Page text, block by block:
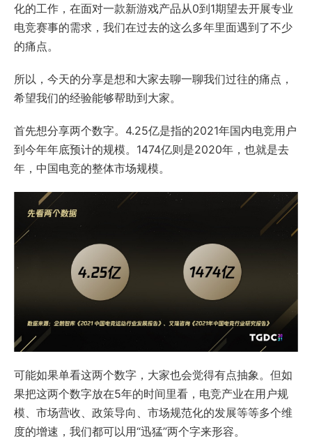
化的工作，在面对一款新游戏产品从0到1期望去开展专业
电竞赛事的需求，我们在过去的这么多年里面遇到了不少
的痛点。
所以，今天的分享是想和大家去聊一聊我们过往的痛点，
希望我们的经验能够帮助到大家。
首先想分享两个数字。4.25亿是指的2021年国内电竞用户
到今年年底预计的规模。1474亿则是2020年，也就是去
年，中国电竞的整体市场规模。
可能如果单看这两个数字，大家也会觉得有点抽象。但如
果把这两个数字放在5年的时间里看，电竞产业在用户规
模、市场营收、政策导向、市场规范化的发展等等多个维
度的增速，我们都可以用“迅猛”两个字来形容。